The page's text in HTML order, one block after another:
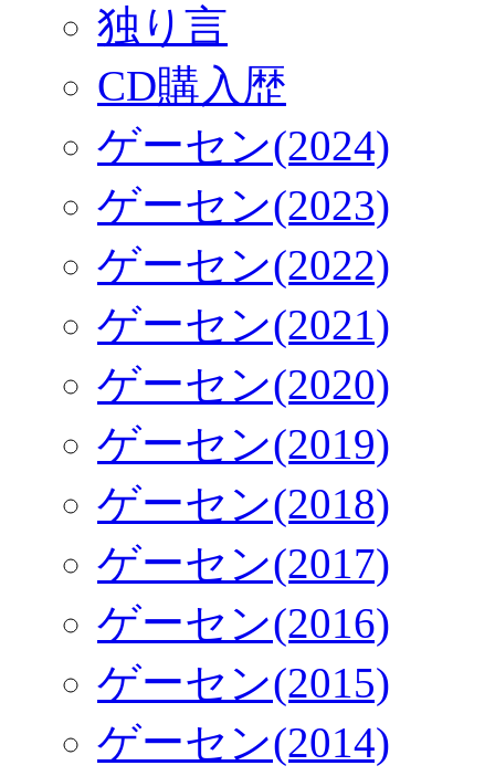
独り言
CD購入歴
ゲーセン(2024)
ゲーセン(2023)
ゲーセン(2022)
ゲーセン(2021)
ゲーセン(2020)
ゲーセン(2019)
ゲーセン(2018)
ゲーセン(2017)
ゲーセン(2016)
ゲーセン(2015)
ゲーセン(2014)